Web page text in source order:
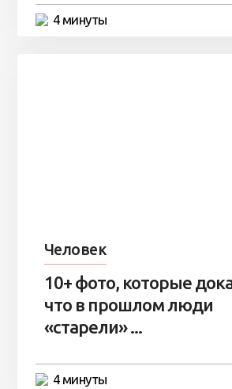
4 минуты
Человек
10+ фото, которые
что в прошлом люди
«старели» ...
4 минуты